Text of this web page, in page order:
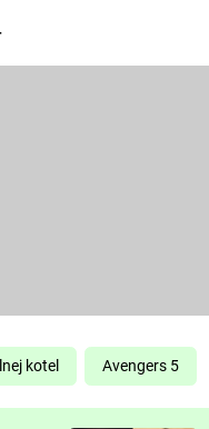
KOMEDIE
CHUCK
NORRIS
kotel Avengers 5